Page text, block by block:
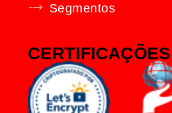
Segmentos
CERTIFICAÇÕES